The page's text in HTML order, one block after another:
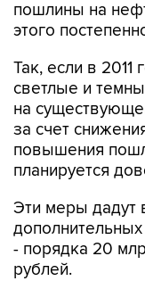
пошлины на
этого
Так, если в 2011
светлые и
на
за счет
повышения
планируется
Эти меры дадут
- порядка 20
рублей.